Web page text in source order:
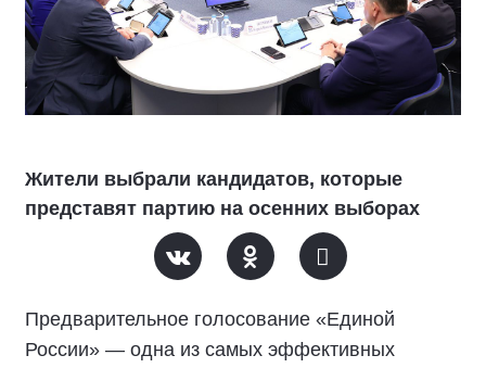
Жители выбрали кандидатов, которые
представят партию на осенних выборах
Предварительное голосование «Единой
России» — одна из самых эффективных